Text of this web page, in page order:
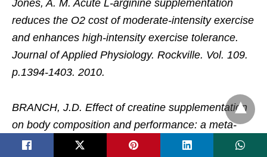
Jones, A. M. Acute L-arginine supplementation
reduces the O2 cost of moderate-intensity exercise
and enhances high-intensity exercise tolerance.
Journal of Applied Physiology. Rockville. Vol. 109.
p.1394-1403. 2010.
BRANCH, J.D. Effect of creatine supplementation
on body composition and performance: a meta-
analysis. Int. J. Sport Nutr. Exercise Metab.,